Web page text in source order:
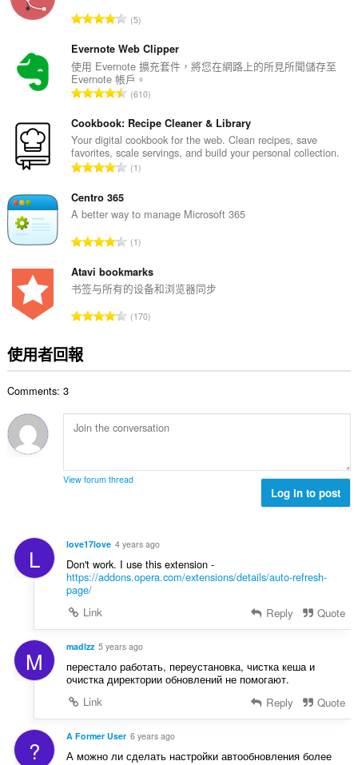
評
的
總
次
數
5
Evernote Web Clipper
使用 Evernote 擴充套件，將您在網路上的所見所聞儲存至
Evernote 帳戶。
評
的
總
次
數
610
Cookbook: Recipe Cleaner & Library
Your digital cookbook for the web. Clean recipes, save
favorites, scale servings, and build your personal collection.
評
總
數
1
Centro 365
A better way to manage Microsoft 365
評
的
總
數
1
Atavi bookmarks
书签与所有的设备和浏览器同步
評
:
170
使用者回報
Comments: 3
View forum thread
Log in to post
L love17love 4 years ago
Don't work. I use this extension -
https://addons.opera.com/extensions/details/auto-refresh-
page/
Link
Reply Quote
M madlzz 5 years ago
перестало работать, переустановка, чистка кеша и
очистка директории обновлений не помогают.
Link
Reply Quote
? A Former User 6 years ago
А можно ли сделать настройки автообновления более